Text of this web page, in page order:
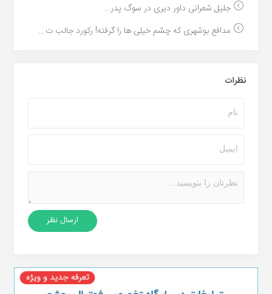
جلیل شعرانی داور دیری در سوگ پدر...
مدافع بوشهری که چشم خیلی ها را گرفته! رکورد جالب ت...
نظرات